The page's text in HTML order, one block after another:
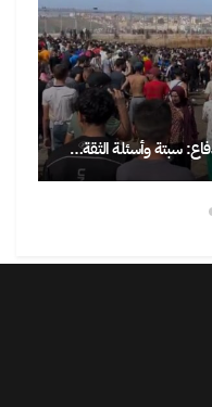
سبتة وأسئلة الثقة…